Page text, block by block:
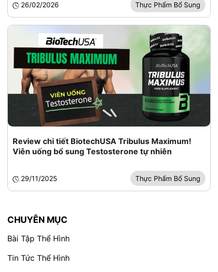
26/02/2026 Thực Phẩm Bổ Sung
Review chi tiết BiotechUSA Tribulus Maximum!
Viên uống bổ sung Testosterone tự nhiên
29/11/2025 Thực Phẩm Bổ Sung
CHUYÊN MỤC
Bài Tập Thể Hình
Tin Tức Thể Hình